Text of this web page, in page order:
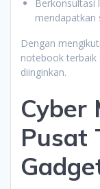
Berkonsultasi
mendapatkan
Dengan
notebook terbaik
diinginkan.
Cyber
Pusat